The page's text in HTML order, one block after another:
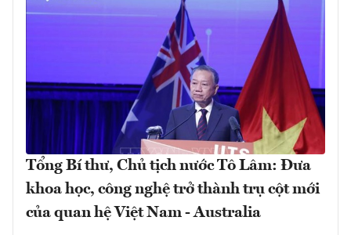
Tổng Bí thư, Chủ tịch nước Tô Lâm: Đưa
khoa học, công nghệ trở thành trụ cột mới
của quan hệ Việt Nam - Australia